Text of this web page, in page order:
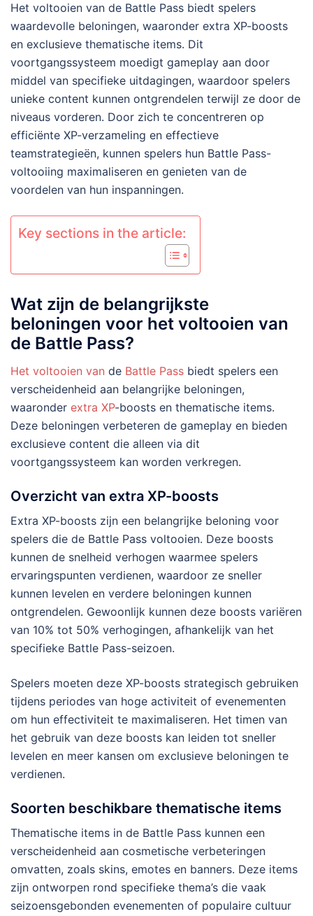
Het voltooien van de Battle Pass biedt spelers
waardevolle beloningen, waaronder extra XP-boosts
en exclusieve thematische items. Dit
voortgangssysteem moedigt gameplay aan door
middel van specifieke uitdagingen, waardoor spelers
unieke content kunnen ontgrendelen terwijl ze door de
niveaus vorderen. Door zich te concentreren op
efficiënte XP-verzameling en effectieve
teamstrategieën, kunnen spelers hun Battle Pass-
voltooiing maximaliseren en genieten van de
voordelen van hun inspanningen.
Key sections in the article:
Wat zijn de belangrijkste
beloningen voor het voltooien van
de Battle Pass?
Het voltooien van de Battle Pass biedt spelers een
verscheidenheid aan belangrijke beloningen,
waaronder extra XP-boosts en thematische items.
Deze beloningen verbeteren de gameplay en bieden
exclusieve content die alleen via dit
voortgangssysteem kan worden verkregen.
Overzicht van extra XP-boosts
Extra XP-boosts zijn een belangrijke beloning voor
spelers die de Battle Pass voltooien. Deze boosts
kunnen de snelheid verhogen waarmee spelers
ervaringspunten verdienen, waardoor ze sneller
kunnen levelen en verdere beloningen kunnen
ontgrendelen. Gewoonlijk kunnen deze boosts variëren
van 10% tot 50% verhogingen, afhankelijk van het
specifieke Battle Pass-seizoen.
Spelers moeten deze XP-boosts strategisch gebruiken
tijdens periodes van hoge activiteit of evenementen
om hun effectiviteit te maximaliseren. Het timen van
het gebruik van deze boosts kan leiden tot sneller
levelen en meer kansen om exclusieve beloningen te
verdienen.
Soorten beschikbare thematische items
Thematische items in de Battle Pass kunnen een
verscheidenheid aan cosmetische verbeteringen
omvatten, zoals skins, emotes en banners. Deze items
zijn ontworpen rond specifieke thema’s die vaak
seizoensgebonden evenementen of populaire cultuur